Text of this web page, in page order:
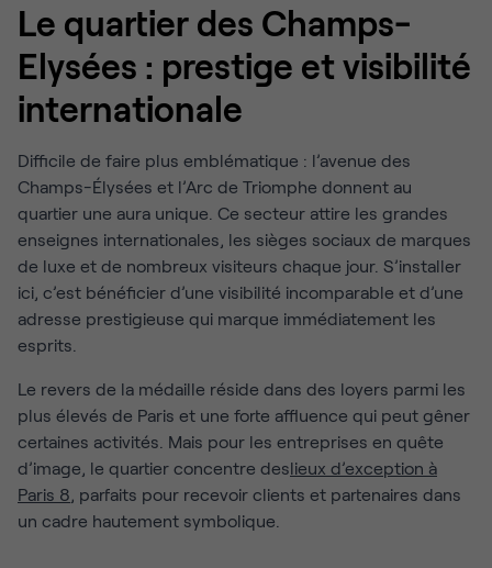
Le quartier des Champs-
Elysées : prestige et visibilité
internationale
Difficile de faire plus emblématique : l’avenue des
Champs-Élysées et l’Arc de Triomphe donnent au
quartier une aura unique. Ce secteur attire les grandes
enseignes internationales, les sièges sociaux de marques
de luxe et de nombreux visiteurs chaque jour. S’installer
ici, c’est bénéficier d’une visibilité incomparable et d’une
adresse prestigieuse qui marque immédiatement les
esprits.
Le revers de la médaille réside dans des loyers parmi les
plus élevés de Paris et une forte affluence qui peut gêner
certaines activités. Mais pour les entreprises en quête
d’image, le quartier concentre deslieux d’exception à
Paris 8, parfaits pour recevoir clients et partenaires dans
un cadre hautement symbolique.